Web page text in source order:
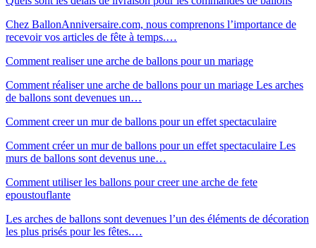
Chez BallonAnniversaire.com, nous comprenons l’importance de
recevoir vos articles de fête à temps.…
Comment realiser une arche de ballons pour un mariage
Comment réaliser une arche de ballons pour un mariage Les arches
de ballons sont devenues un…
Comment creer un mur de ballons pour un effet spectaculaire
Comment créer un mur de ballons pour un effet spectaculaire Les
murs de ballons sont devenus une…
Comment utiliser les ballons pour creer une arche de fete
epoustouflante
Les arches de ballons sont devenues l’un des éléments de décoration
les plus prisés pour les fêtes.…